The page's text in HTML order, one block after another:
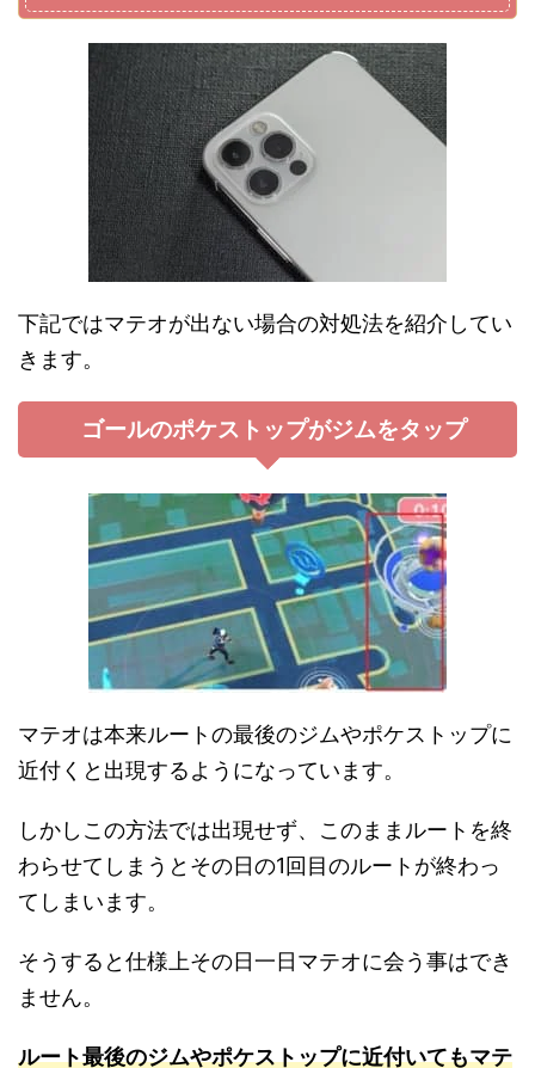
下記ではマテオが出ない場合の対処法を紹介してい
きます。
ゴールのポケストップがジムをタップ
マテオは本来ルートの最後のジムやポケストップに
近付くと出現するようになっています。
しかしこの方法では出現せず、このままルートを終
わらせてしまうとその日の1回目のルートが終わっ
てしまいます。
そうすると仕様上その日一日マテオに会う事はでき
ません。
ルート最後のジムやポケストップに近付いてもマテ